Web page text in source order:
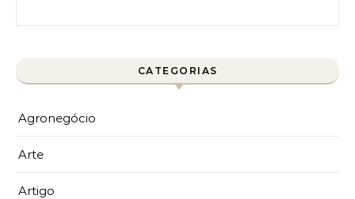
CATEGORIAS
Agronegócio
Arte
Artigo